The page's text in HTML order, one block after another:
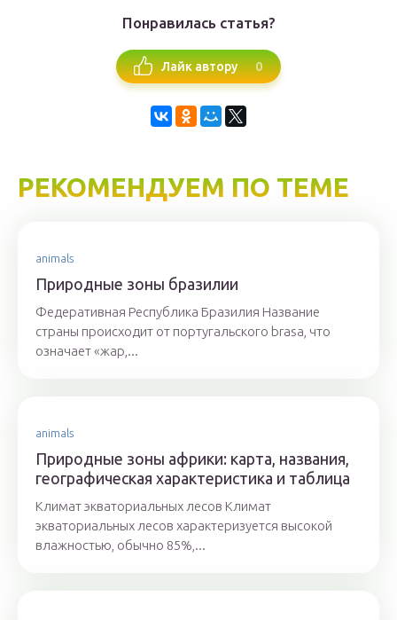
Понравилась статья?
Лайк автору 0
РЕКОМЕНДУЕМ ПО ТЕМЕ
animals
Природные зоны бразилии
Федеративная Республика Бразилия Название
страны происходит от португальского brasa, что
означает «жар,...
animals
Природные зоны африки: карта, названия,
географическая характеристика и таблица
Климат экваториальных лесов Климат
экваториальных лесов характеризуется высокой
влажностью, обычно 85%,...